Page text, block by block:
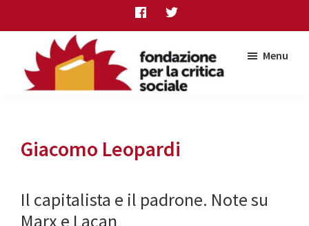
to
content
to
primary
sidebar
to
critica
sociale
Menu
Giacomo Leopardi
Il capitalista e il padrone. Note su
Marx e Lacan